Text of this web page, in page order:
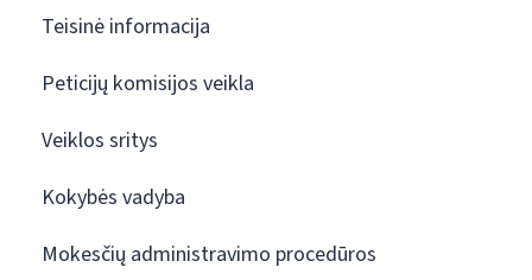
Teisinė informacija
Peticijų komisijos veikla
Veiklos sritys
Kokybės vadyba
Mokesčių administravimo procedūros